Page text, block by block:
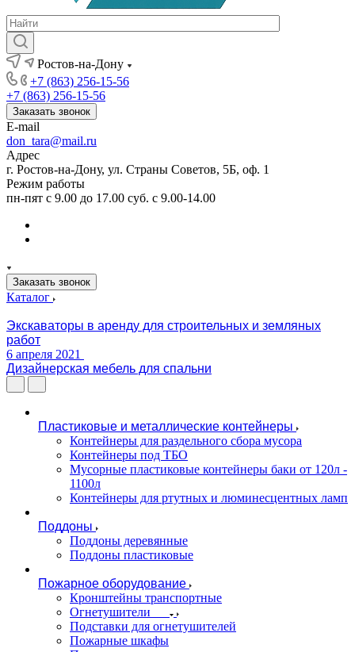
Ростов-на-Дону
+7 (863) 256-15-56
+7 (863) 256-15-56
Заказать звонок
E-mail
don_tara@mail.ru
Адрес
г. Ростов-на-Дону, ул. Страны Советов, 5Б, оф. 1
Режим работы
пн-пят с 9.00 до 17.00 суб. с 9.00-14.00
Заказать звонок
Каталог
Экскаваторы в аренду для строительных и земляных
работ
6 апреля 2021
Дизайнерская мебель для спальни
Пластиковые и металлические контейнеры
Контейнеры для раздельного сбора мусора
Контейнеры под ТБО
Мусорные пластиковые контейнеры баки от 120л -
1100л
Контейнеры для ртутных и люминесцентных ламп
Поддоны
Поддоны деревянные
Поддоны пластиковые
Пожарное оборудование
Кронштейны транспортные
Огнетушители
Подставки для огнетушителей
Пожарные шкафы